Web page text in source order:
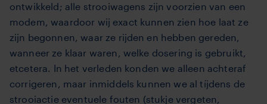
ontwikkeld; alle strooiwagens zijn voorzien van een
modem, waardoor wij exact kunnen zien hoe laat ze
zijn begonnen, waar ze rijden en hebben gereden,
wanneer ze klaar waren, welke dosering is gebruikt,
etcetera. In het verleden konden we alleen achteraf
corrigeren, maar inmiddels kunnen we al tíjdens de
strooiactie eventuele fouten (stukje vergeten,